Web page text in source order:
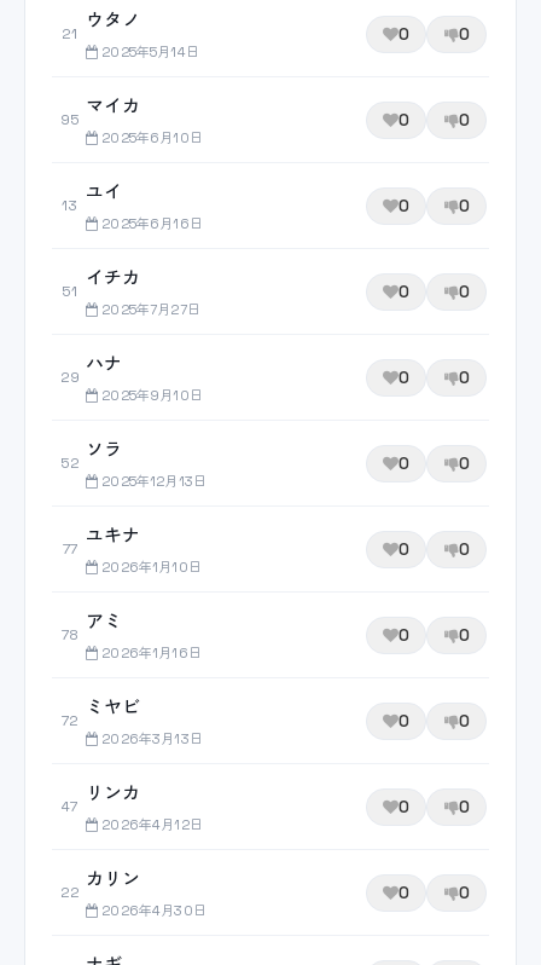
21
ウタノ
2025年5月14日
0 0
95
マイカ
2025年6月10日
0 0
13
ユイ
2025年6月16日
0 0
51
イチカ
2025年7月27日
0 0
29
ハナ
2025年9月10日
0 0
52
ソラ
2025年12月13日
0 0
77
ユキナ
2026年1月10日
0 0
78
アミ
2026年1月16日
0 0
72
ミヤビ
2026年3月13日
0 0
47
リンカ
2026年4月12日
0 0
22
カリン
2026年4月30日
0 0